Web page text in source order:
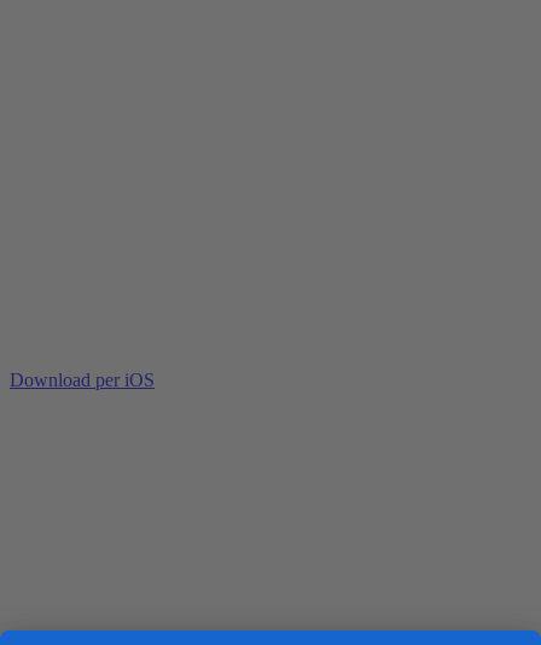
Download per iOS